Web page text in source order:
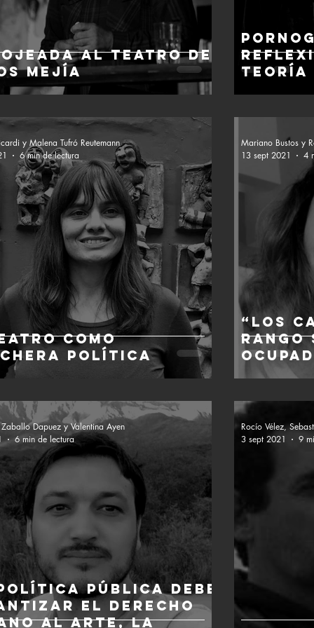
ojeada al teatro de
Mejía
Teoría
como
política
y Malena Tufró Reutemann
6 min de lectura
“Los
rango
Mariano Bustos y
13 sept 2021
4
pública debe
el derecho
al arte, la
Dapuez y Valentina Ayen
6 min de lectura
Rocío Vélez,
3 sept 2021
9